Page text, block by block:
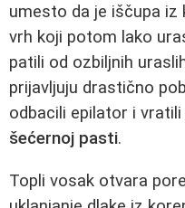
umesto da je iščupa
vrh koji potom lako
patili od ozbiljnih
prijavljuju drastično
odbacili epilator i vratili
šećernoj pasti.
Topli vosak otvara